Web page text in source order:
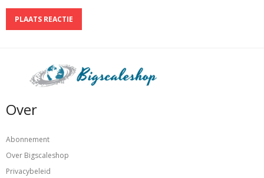
Over
Abonnement
Over Bigscaleshop
Privacybeleid